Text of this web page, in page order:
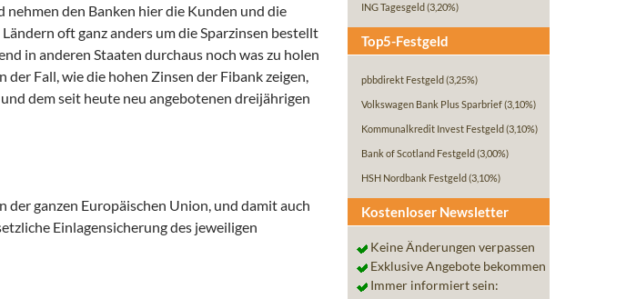
den Banken hier die Kunden und die
oft ganz anders um die Sparzinsen bestellt
in anderen Staaten durchaus noch was zu holen
der Fall, wie die hohen Zinsen der Fibank zeigen,
dem seit heute neu angebotenen dreijährigen
der ganzen Europäischen Union, und damit auch
Einlagensicherung des jeweiligen
ING Tagesgeld (3,20%)
Top5-Festgeld
pbbdirekt Festgeld (3,25%)
Volkswagen Bank Plus Sparbrief(3,10%)
Kommunalkredit Invest Festgeld (3,10%)
Bank of Scotland Festgeld (3,00%)
HSH Nordbank Festgeld (3,10%)
Kostenloser Newsletter
Keine Änderungen verpassen
Exklusive Angebote bekommen
Immer informiert sein: